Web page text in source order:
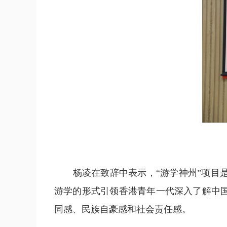
杨凌在致辞中表示，“游学神州”项目是
游学的形式引领香港青年一代深入了解中
同感、民族自豪感和社会责任感。